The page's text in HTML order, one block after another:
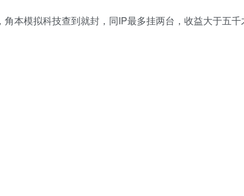
本模拟科技查到就封，同IP最多挂两台，收益大于五千